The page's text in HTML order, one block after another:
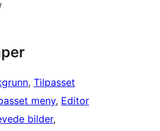
, Tilpasset
meny, Editor
bilder